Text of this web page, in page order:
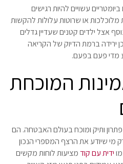
עשויים להיות רגישים
מלוכלכות או שרוטות עלולות להקשות
אצל ילדים קטנים שעדיין גדלים
ירידה ברמת הדיוק של הקריאה
מדי פעם בפעם.
המוכחת
ותיק ומוכח בעולם האבטחה. הם
מי שיודע את הרצף המספרי הנכון
ידית עם קודמציעות לוחות מקשים